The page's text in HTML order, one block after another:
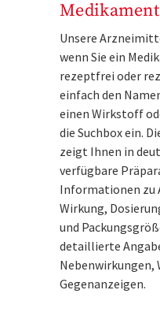
Unsere
wenn Sie ein
rezeptfrei oder
einfach den
einen Wirkstoff
die Suchbox ein.
zeigt Ihnen in
verfügbare
Informationen zu
Wirkung,
und
detaillierte
Nebenwirkungen,
Gegenanzeigen.